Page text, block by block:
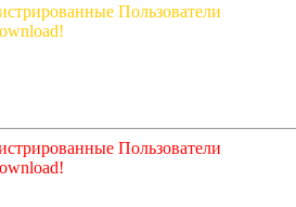
Пользователи
Пользователи